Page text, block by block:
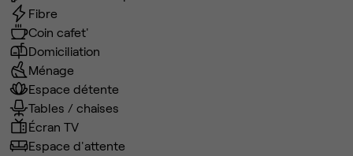
Fibre
Coin cafet'
Domiciliation
Ménage
Espace détente
Tables / chaises
Écran TV
Espace d'attente